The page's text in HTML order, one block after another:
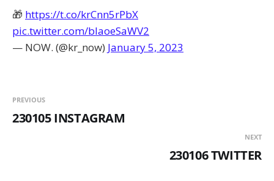
🎁 https://t.co/krCnn5rPbX
pic.twitter.com/bIaoeSaWV2
— NOW. (@kr_now) January 5, 2023
PREVIOUS
230105 INSTAGRAM
NEXT
230106 TWITTER